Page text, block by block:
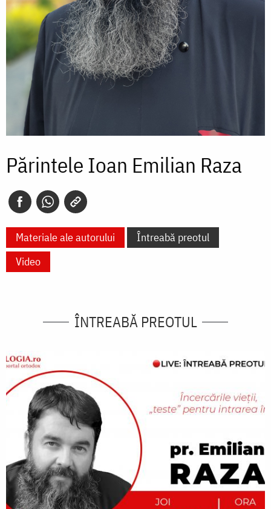
Părintele Ioan Emilian Raza
Materiale ale autorului
Întreabă preotul
Video
ÎNTREABĂ PREOTUL